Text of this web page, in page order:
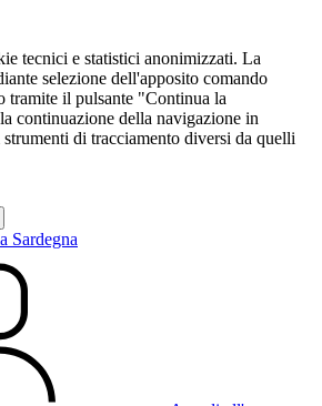
tecnici e statistici anonimizzati. La
selezione dell'apposito comando
tramite il pulsante "Continua la
continuazione della navigazione in
di tracciamento diversi da quelli
Sardegna